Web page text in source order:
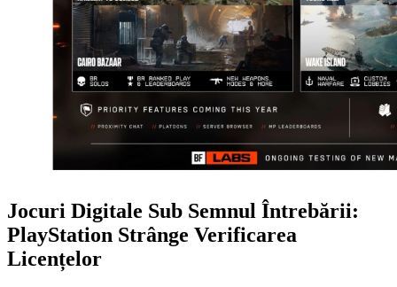
Jocuri Digitale Sub Semnul Întrebării:
PlayStation Strânge Verificarea
Licențelor